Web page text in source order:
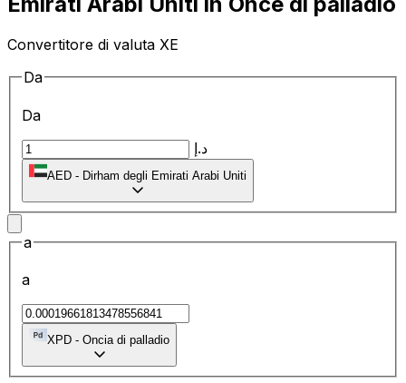
Convertitore di valuta XE
Da
Da
د.إ
AED - Dirham degli Emirati Arabi Uniti
a
a
XPD - Oncia di palladio